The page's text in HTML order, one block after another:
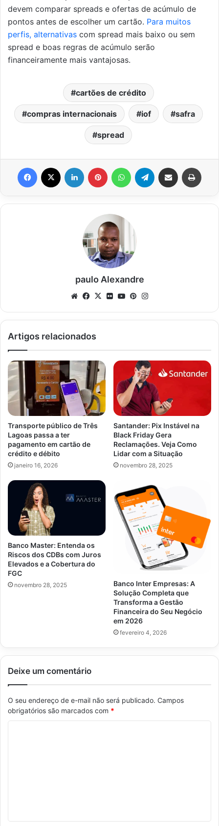
devem comparar spreads e ofertas de acúmulo de
pontos antes de escolher um cartão. Para muitos
perfis, alternativas com spread mais baixo ou sem
spread e boas regras de acúmulo serão
financeiramente mais vantajosas.
cartões de crédito
compras internacionais iof safra
spread
Facebook Linkedin Pinterest WhatsAppTelegram Compartilhar via e-mail
paulo Alexandre
WebsiteFacebook
X FlickrYouTubePinterest
Artigos relacionados
Transporte público de Três
Lagoas passa a ter
pagamento em cartão de
crédito e débito
janeiro 16, 2026
Santander: Pix Instável na
Black Friday Gera
Reclamações. Veja Como
Lidar com a Situação
novembro 28, 2025
Banco Master: Entenda os
Riscos dos CDBs com Juros
Elevados e a Cobertura do
FGC
novembro 28, 2025
Banco Inter Empresas: A
Solução Completa que
Transforma a Gestão
Financeira do Seu Negócio
em 2026
fevereiro 4, 2026
Deixe um comentário
O seu endereço de e-mail não será publicado. Campos
obrigatórios são marcados com *